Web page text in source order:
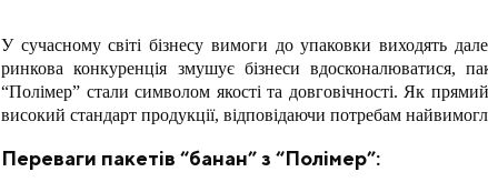
У сучасному світі бізнесу вимоги до упаковки виходять
ринкова конкуренція змушує бізнеси вдосконалюватися,
“Полімер” стали символом якості та довговічності. Як
високий стандарт продукції, відповідаючи потребам
Переваги пакетів “банан” з “Полімер”: